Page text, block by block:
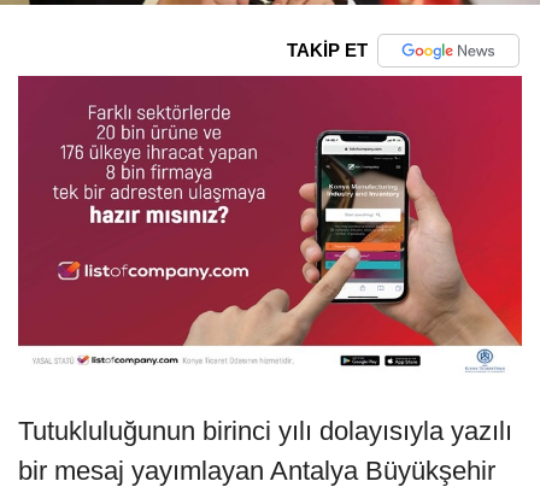
TAKİP ET
Tutukluluğunun birinci yılı dolayısıyla yazılı
bir mesaj yayımlayan Antalya Büyükşehir